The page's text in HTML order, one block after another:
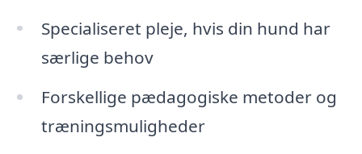
Specialiseret pleje, hvis din hund har
særlige behov
Forskellige pædagogiske metoder og
træningsmuligheder